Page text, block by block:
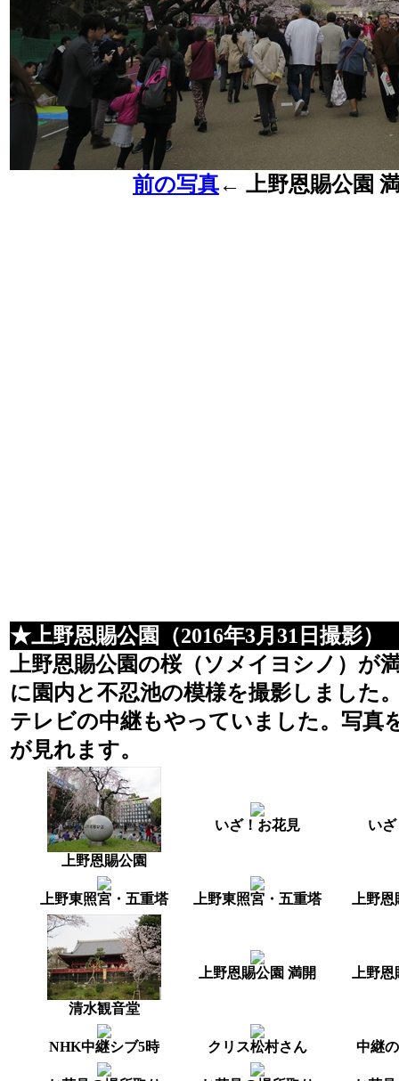
前の写真← 上野恩賜公園
★上野恩賜公園（2016年3月31日撮影）
上野恩賜公園の桜（ソメイヨシノ）が
に園内と不忍池の模様を撮影しました
テレビの中継もやっていました。写真
が見れます。
上野恩賜公園
いざ！お花見 い
上野東照宮・五重塔 上野東照宮・五重塔 上野
清水観音堂
上野恩賜公園 満開 上野
NHK中継シブ5時 クリス松村さん 中継